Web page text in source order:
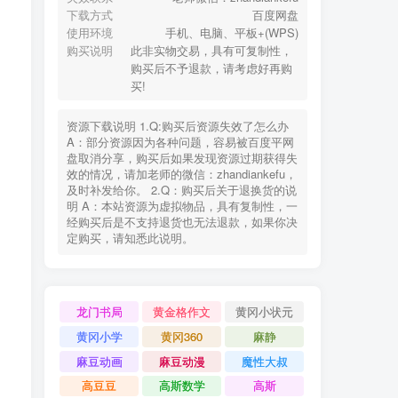
下载方式
百度网盘
使用环境
手机、电脑、平板+(WPS)
购买说明
此非实物交易，具有可复制性，
购买后不予退款，请考虑好再购
买!
资源下载说明 1.Q:购买后资源失效了怎么办
A：部分资源因为各种问题，容易被百度平网
盘取消分享，购买后如果发现资源过期获得失
效的情况，请加老师的微信：zhandiankefu，
及时补发给你。 2.Q：购买后关于退换货的说
明 A：本站资源为虚拟物品，具有复制性，一
经购买后是不支持退货也无法退款，如果你决
定购买，请知悉此说明。
龙门书局 黄金格作文
黄冈小状元
黄冈小学
黄冈360
麻静
麻豆动画
麻豆动漫
魔性大叔
高豆豆
高斯数学
高斯